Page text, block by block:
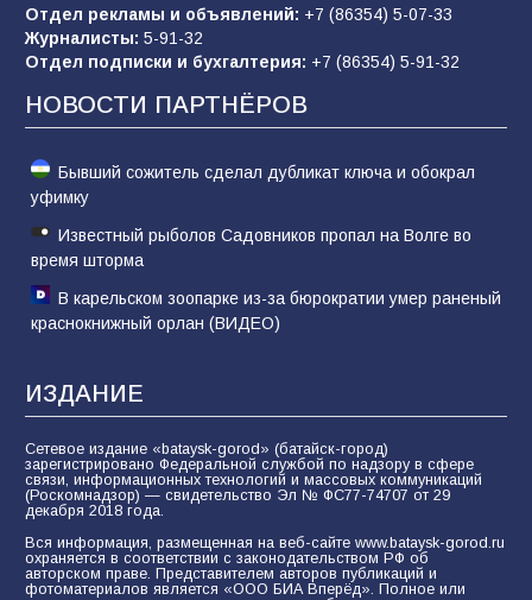
Командовал боем до последнего: герой
Евгений Остапенко
Отдел рекламы и объявлений: +7 (86354) 5-07-33
Журналисты: 5-91-32
Отдел подписки и бухгалтерия: +7 (86354) 5-91-32
НОВОСТИ ПАРТНЁРОВ
Бывший сожитель сделал дубликат ключа и обокрал
уфимку
Известный рыболов Садовников пропал на Волге во
время шторма
В карельском зоопарке из-за бюрократии умер раненый
краснокнижный орлан (ВИДЕО)
ИЗДАНИЕ
Сетевое издание «bataysk-gorod» (батайск-город)
зарегистрировано Федеральной службой по надзору в сфере
связи, информационных технологий и массовых коммуникаций
(Роскомнадзор) — свидетельство Эл № ФС77-74707 от 29
декабря 2018 года.
Вся информация, размещенная на веб-сайте www.bataysk-gorod.ru
охраняется в соответствии с законодательством РФ об
авторском праве. Представителем авторов публикаций и
фотоматериалов является «ООО БИА Вперёд». Полное или